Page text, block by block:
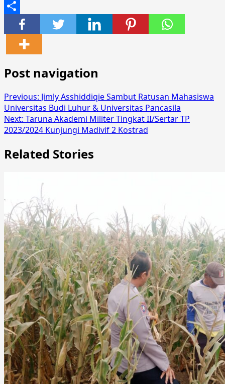
Email
Share
Post navigation
Previous: Jimly Asshiddiqie Sambut Ratusan Mahasiswa
Universitas Budi Luhur & Universitas Pancasila
Next: Taruna Akademi Militer Tingkat II/Sertar TP
2023/2024 Kunjungi Madivif 2 Kostrad
Related Stories